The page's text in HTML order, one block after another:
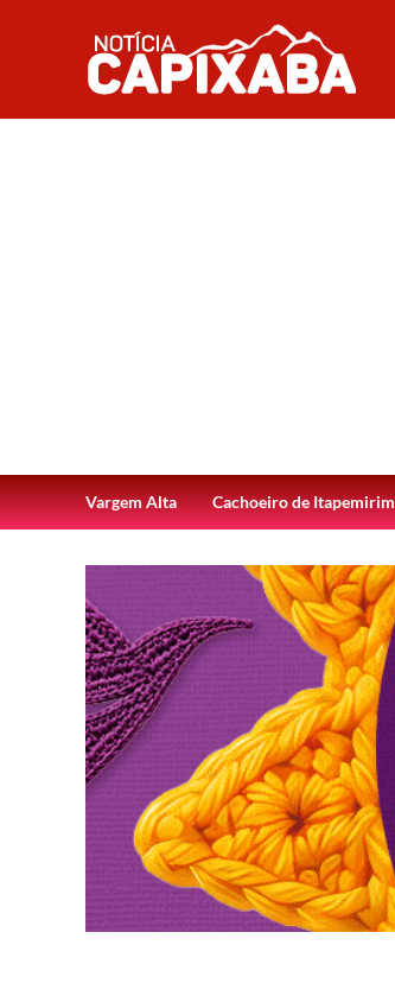
Vargem Alta Cachoeiro de Itapemirim